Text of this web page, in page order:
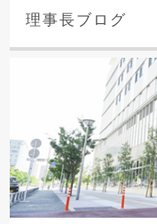
理事長ブログ